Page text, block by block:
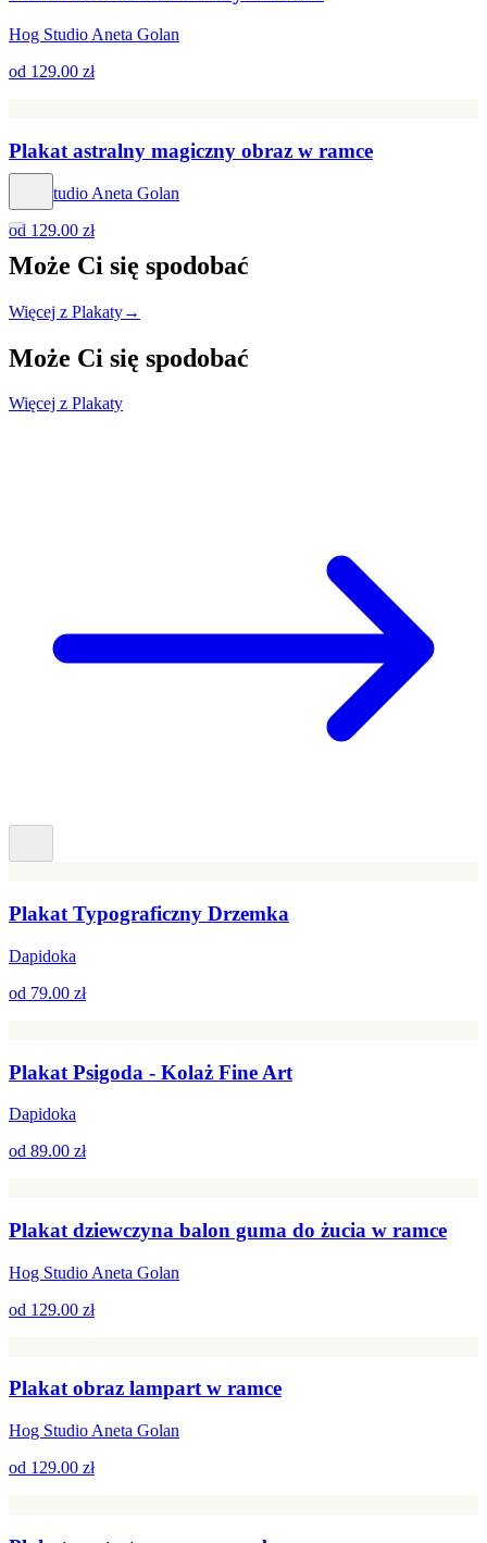
Hog Studio Aneta Golan
od 129.00 zł
Plakat astralny magiczny obraz w ramce
Hog Studio Aneta Golan
od 129.00 zł
Może Ci się spodobać
Więcej z Plakaty→
Może Ci się spodobać
Więcej z Plakaty
Plakat Typograficzny Drzemka
Dapidoka
od 79.00 zł
Plakat Psigoda - Kolaż Fine Art
Dapidoka
od 89.00 zł
Plakat dziewczyna balon guma do żucia w ramce
Hog Studio Aneta Golan
od 129.00 zł
Plakat obraz lampart w ramce
Hog Studio Aneta Golan
od 129.00 zł